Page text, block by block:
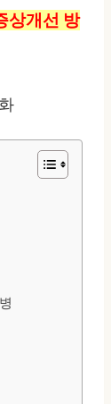
상개선 방